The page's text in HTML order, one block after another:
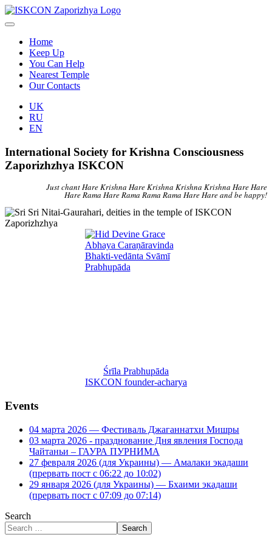
Home
Keep Up
You Can Help
Nearest Temple
Our Contacts
UK
RU
EN
International Society for Krishna Consciousness
Zaporizhzhya ISKCON
Just chant Hare Krishna Hare Krishna Krishna Krishna Hare Hare
Hare Rama Hare Rama Rama Rama Hare Hare and be happy!
Śrīla Prabhupāda
ISKCON founder-acharya
Events
04 марта 2026 — Фестиваль Джаганнатхи Мишры
03 марта 2026 - празднование Дня явления Господа
Чайтаньи – ГАУРА ПУРНИМА
27 февраля 2026 (для Украины) — Амалаки экадаши
(прервать пост с 06:22 до 10:02)
29 января 2026 (для Украины) — Бхаими экадаши
(прервать пост с 07:09 до 07:14)
Search
Search